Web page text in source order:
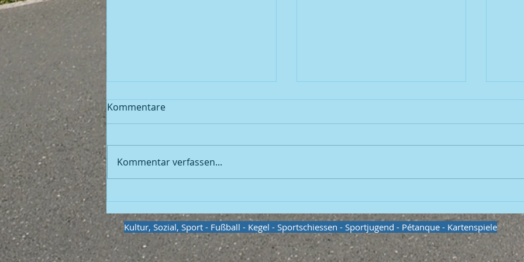
Fußball Fußball
Kommentare
Kommentar verfassen...
Kultur, Sozial, Sport - Fußball - Kegel - Sportschiessen - Sportjugend - Pétanque - Kartenspiele